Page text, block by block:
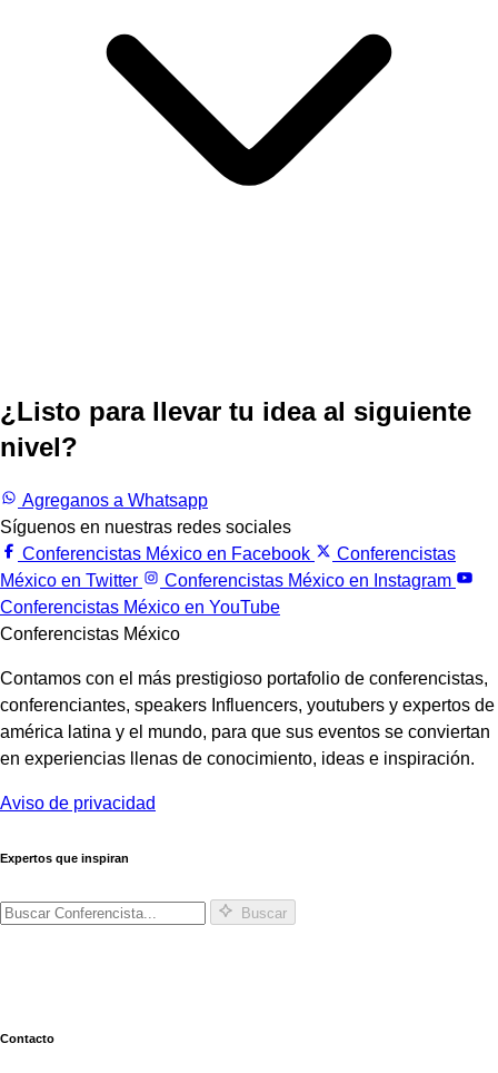
¿Listo para llevar tu idea al siguiente
nivel?
Agreganos a Whatsapp
Síguenos en nuestras redes sociales
Conferencistas México en Facebook
Conferencistas
México en Twitter
Conferencistas México en Instagram
Conferencistas México en YouTube
Conferencistas México
Contamos con el más prestigioso portafolio de conferencistas,
conferenciantes, speakers Influencers, youtubers y expertos de
américa latina y el mundo, para que sus eventos se conviertan
en experiencias llenas de conocimiento, ideas e inspiración.
Aviso de privacidad
Expertos que inspiran
Buscar
Contacto